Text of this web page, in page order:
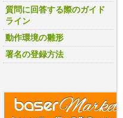
質問に回答する際のガイド
ライン
動作環境の雛形
署名の登録方法